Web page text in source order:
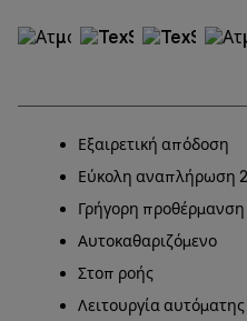
Εξαιρετική απόδοση
Εύκολη αναπλήρωση
Γρήγορη προθέρμανση
Αυτοκαθαριζόμενο
Στοπ ροής
Λειτουργία